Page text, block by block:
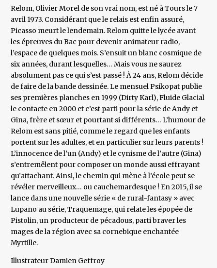
Relom, Olivier Morel de son vrai nom, est né à Tours le 7
avril 1973. Considérant que le relais est enfin assuré,
Picasso meurt le lendemain. Relom quitte le lycée avant
les épreuves du Bac pour devenir animateur radio,
l’espace de quelques mois. S’ensuit un blanc cosmique de
six années, durant lesquelles… Mais vous ne saurez
absolument pas ce qui s’est passé ! À 24 ans, Relom décide
de faire de la bande dessinée. Le mensuel Psikopat publie
ses premières planches en 1999 (Dirty Karl), Fluide Glacial
le contacte en 2000 et c’est parti pour la série de Andy et
Gina, frère et sœur et pourtant si différents… L’humour de
Relom est sans pitié, comme le regard que les enfants
portent sur les adultes, et en particulier sur leurs parents !
L’innocence de l’un (Andy) et le cynisme de l’autre (Gina)
s’entremêlent pour composer un monde aussi effrayant
qu’attachant. Ainsi, le chemin qui mène à l’école peut se
révéler merveilleux… ou cauchemardesque ! En 2015, il se
lance dans une nouvelle série « de rural-fantasy » avec
Lupano au série, Traquemage, qui relate les épopée de
Pistolin, un producteur de pécadous, parti braver les
mages de la région avec sa cornebique enchantée
Myrtille.
Illustrateur Damien Geffroy